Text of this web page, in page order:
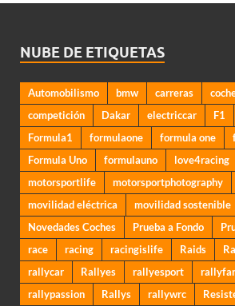
NUBE DE ETIQUETAS
Automobilismo bmw carreras
competición
Dakar electriccar F1
Formula1
formulaone formula one
Formula Uno
formulauno love4racing
motorsportlife
motorsportphotography
movilidad eléctrica
movilidad sostenible
Novedades Coches
Prueba a Fondo
race
racing racingislife Raids
rallycar
Rallyes rallyesport
rallypassion
Rallys rallywrc